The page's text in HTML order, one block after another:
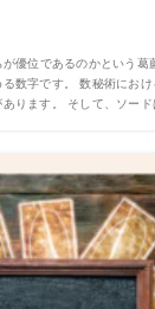
優位であるのかという葛
数字です。 数秘術におけ
ります。 そして、ソー